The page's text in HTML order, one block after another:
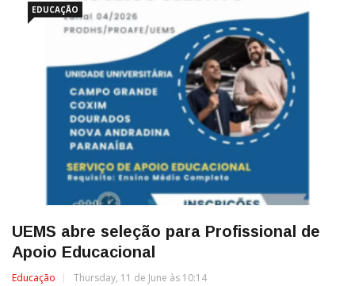
EDUCAÇÃO
UEMS abre seleção para Profissional de
Apoio Educacional
Educação Thursday, 11 de June às 10:14